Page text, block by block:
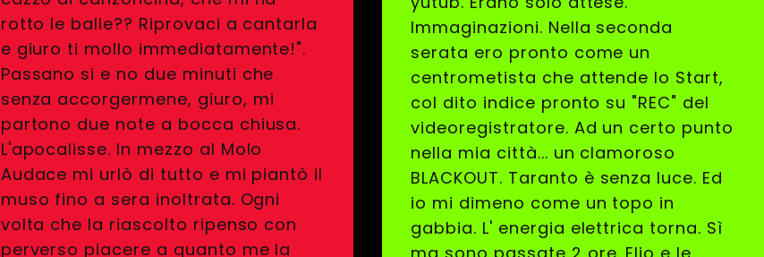
rotto le balle?? Riprovaci a cantarla
e giuro ti mollo immediatamente!".
Passano si e no due minuti che
senza accorgermene, giuro, mi
partono due note a bocca chiusa.
L'apocalisse. In mezzo al Molo
Audace mi urlò di tutto e mi piantò il
muso fino a sera inoltrata. Ogni
volta che la riascolto ripenso con
perverso piacere a quanto me la
Immaginazioni. Nella seconda
serata ero pronto come un
centrometista che attende lo Start,
col dito indice pronto su "REC" del
videoregistratore. Ad un certo punto
nella mia città... un clamoroso
BLACKOUT. Taranto è senza luce. Ed
io mi dimeno come un topo in
gabbia. L' energia elettrica torna. Sì